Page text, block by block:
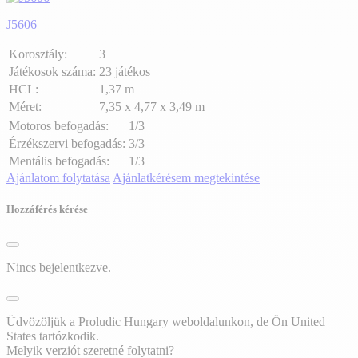
J5606
Korosztály:
3+
Játékosok száma: 23 játékos
HCL:
1,37 m
Méret:
7,35 x 4,77 x 3,49 m
Motoros befogadás:
1/3
Érzékszervi befogadás: 3/3
Mentális befogadás:
1/3
Ajánlatom folytatása Ajánlatkérésem megtekintése
Hozzáférés kérése
Nincs bejelentkezve.
Üdvözöljük a Proludic Hungary weboldalunkon, de Ön United
States tartózkodik.
Melyik verziót szeretné folytatni?